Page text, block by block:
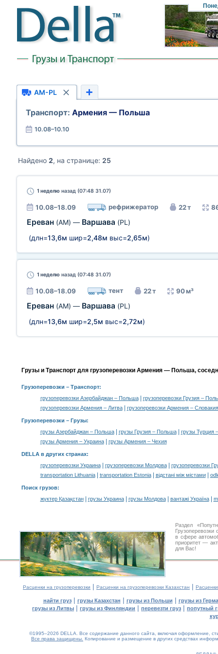
AM-PL
Транспорт: Армения — Польша
10.08–10.10
Найдено 2, на странице: 25
1 неделю назад (07:48 31.07)
10.08–18.09 рефрижератор 22 т
Ереван (AM) — Варшава (PL)
(длн=13,6м шир=2,48м выс=2,65м)
1 неделю назад (07:48 31.07)
10.08–18.09 тент 22 т 90 м³
Ереван (AM) — Варшава (PL)
(длн=13,6м шир=2,5м выс=2,72м)
Грузы и Транспорт для грузоперевозки Армения — Польша,
Грузоперевозки – Транспорт:
грузоперевозки Азербайджан – Польша|
грузоперевозки Грузия –
грузоперевозки Армения – Литва| грузоперевозки Армения – Словакия
Грузоперевозки – Грузы:
грузы Азербайджан – Польша| грузы Грузия – Польша|
грузы Турция
грузы Армения – Украина| грузы Армения – Чехия
DELLA в других странах:
грузоперевозки Украина| грузоперевозки Молдова|
грузоперевозки
transportation Lithuania| transportation Estonia| відстані між містами|
Поиск грузов:
жүктер Қазақстан| грузы Украина| грузы Молдова| вантажі Україна|
Раздел
в сфере
приоритет —
для Вас!
Расценки на грузоперевозки | Расценки на грузоперевозки Казахстан |
найти груз| грузы Казахстан | грузы из Польши | грузы из
грузы из Литвы | грузы из Финляндии | перевезти груз | попутный
©1995–2026 DELLA. Все содержание данного сайта, включая оформление,
Все права защищены. Копирование и размещение в других средствах